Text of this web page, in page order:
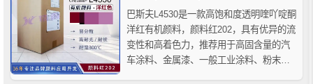
巴斯夫L4530是一款高饱和度透明喹吖啶酮
洋红有机颜料，颜料红202，具有优异的流
变性和高着色力，推荐用于高固含量的汽
车涂料、金属漆、一般工业涂料、粉末涂